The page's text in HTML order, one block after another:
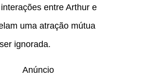
entre Arthur e
uma atração mútua
ignorada.
Anúncio